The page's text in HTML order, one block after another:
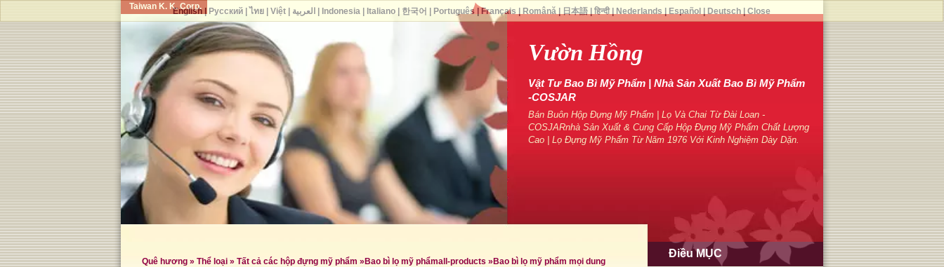
Taiwan K. K. Corp.
Vườn Hồng
Vật Tư Bao Bì Mỹ Phẩm | Nhà Sản Xuất Bao Bì Mỹ Phẩm
-COSJAR
Bán Buôn Hộp Đựng Mỹ Phẩm | Lọ Và Chai Từ Đài Loan -
COSJARnhà Sản Xuất & Cung Cấp Hộp Đựng Mỹ Phẩm Chất Lượng
Cao | Lọ Đựng Mỹ Phẩm Từ Năm 1976 Với Kinh Nghiệm Dày Dặn.
Quê hương » Thể loại » Tất cả các hộp đựng mỹ phẩm » Bao bì lọ mỹ phẩmall-products » Bao bì lọ mỹ phẩm mọi dung
Điều MỤC
English| Русский| ไทย| Việt| العربية Indonesia| Italiano| 한국어 Português Français Română| 日本語| हिन्दी| Nederlands Español Deutsch| Close